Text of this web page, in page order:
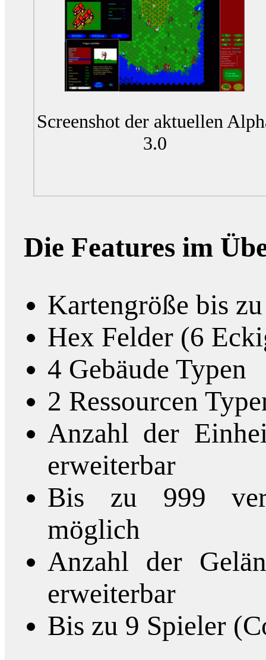
Screenshot der aktuellen
3.0
Die Features im
Kartengröße bis
Hex Felder (6
4 Gebäude Typen
2 Ressourcen
Anzahl der
erweiterbar
Bis zu 999
möglich
Anzahl der
erweiterbar
Bis zu 9 Spieler